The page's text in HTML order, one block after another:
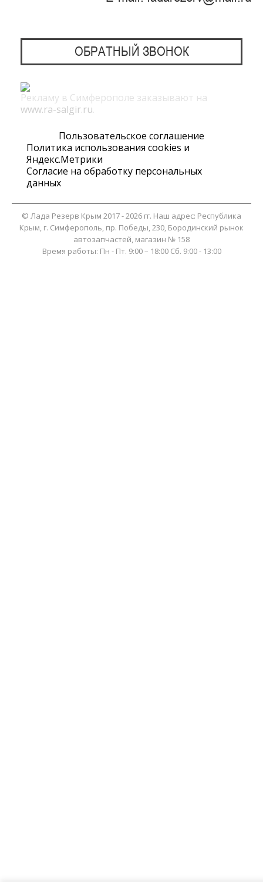
ОБРАТНЫЙ ЗВОНОК
Рекламу в Симферополе заказывают на
www.ra-salgir.ru.
Пользовательское соглашение
Политика использования cookies и
Яндекс.Метрики
Согласие на обработку персональных
данных
© Лада Резерв Крым 2017 - 2026 гг. Наш адрес: Республика
Крым, г. Симферополь, пр. Победы, 230, Бородинский рынок
автозапчастей, магазин № 158
Время работы: Пн - Пт. 9:00 – 18:00 Сб. 9:00 - 13:00